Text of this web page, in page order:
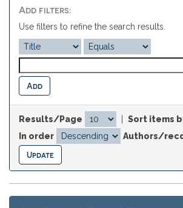
Add filters:
Use filters to refine the search results.
Results/Page
Sort items
In order
Authors/